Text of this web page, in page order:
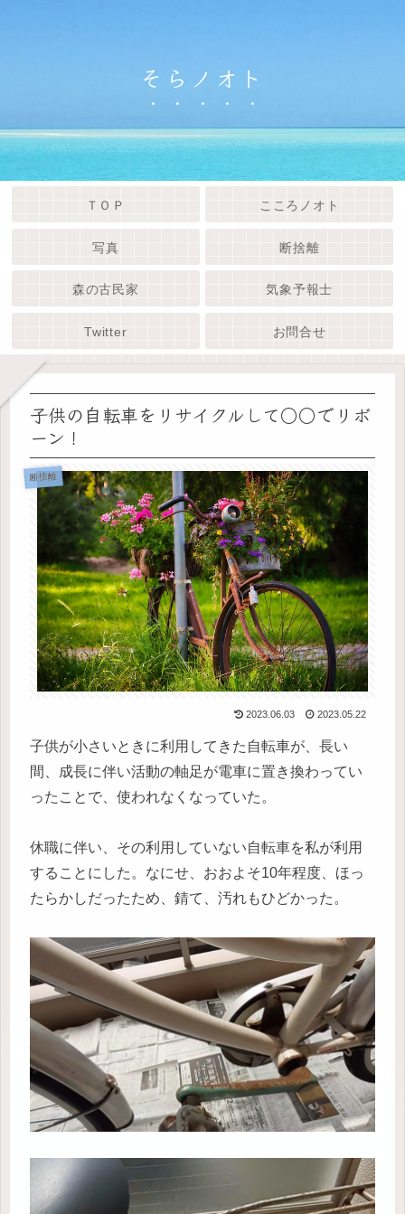
そらノオト
ＴＯＰ こころノオト
写真 断捨離
森の古民家 気象予報士
Twitter お問合せ
子供の自転車をリサイクルして○○でリボ
ーン！
断捨離
2023.06.03 2023.05.22
子供が小さいときに利用してきた自転車が、長い
間、成長に伴い活動の軸足が電車に置き換わってい
ったことで、使われなくなっていた。
休職に伴い、その利用していない自転車を私が利用
することにした。なにせ、おおよそ10年程度、ほっ
たらかしだったため、錆て、汚れもひどかった。